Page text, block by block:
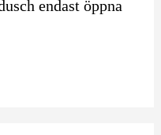
endast öppna